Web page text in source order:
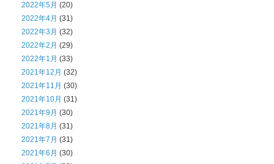
2022年5月 (20)
2022年4月 (31)
2022年3月 (32)
2022年2月 (29)
2022年1月 (33)
2021年12月 (32)
2021年11月 (30)
2021年10月 (31)
2021年9月 (30)
2021年8月 (31)
2021年7月 (31)
2021年6月 (30)